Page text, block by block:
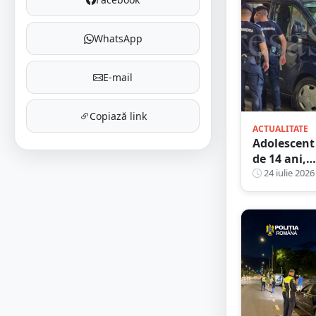
WhatsApp
E-mail
Copiază link
ACTUALITATE
Adolescent
de 14 ani,
inconștient
după un
conflict în
Parcul
Turnul
Poliția a
deschis
dosar
24 iulie 2026